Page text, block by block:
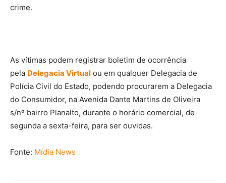
crime.
As vítimas podem registrar boletim de ocorrência
pela Delegacia Virtual ou em qualquer Delegacia de
Polícia Civil do Estado, podendo procurarem a Delegacia
do Consumidor, na Avenida Dante Martins de Oliveira
s/nº bairro Planalto, durante o horário comercial, de
segunda a sexta-feira, para ser ouvidas.
Fonte: Mídia News